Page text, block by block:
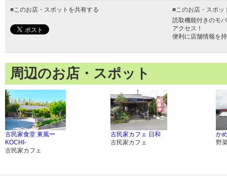
■このお店・スポットを共有する ■このお店・スポッ
読取機能付きのモ
アクセス！
便利に店舗情報を
周辺のお店・スポット
古民家食堂 東風ー
KOCHI-
古民家カフェ
古民家カフェ 日和
古民家カフェ
か
野